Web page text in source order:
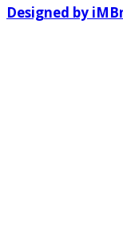
Designed by